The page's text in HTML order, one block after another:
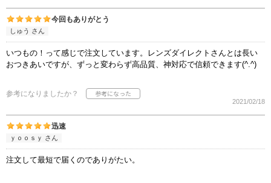
今回もありがとう
しゅう さん
いつもの！って感じで注文しています。レンズダイレクトさんとは長い
おつきあいですが、ずっと変わらず高品質、神対応で信頼できます(^.^)
参考になりましたか？
2021/02/18
迅速
ｙｏｏｓｙ さん
注文して最短で届くのでありがたい。